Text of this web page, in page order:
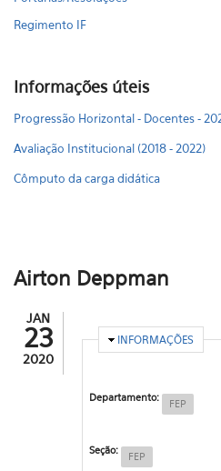
Regimento IF
Informações úteis
Progressão Horizontal - Docentes -
Avaliação Institucional (2018 - 2022)
Cômputo da carga didática
Airton Deppman
JAN
23
2020
OCULTAR
INFORMAÇÕES
Departamento: FEP
Seção: FEP